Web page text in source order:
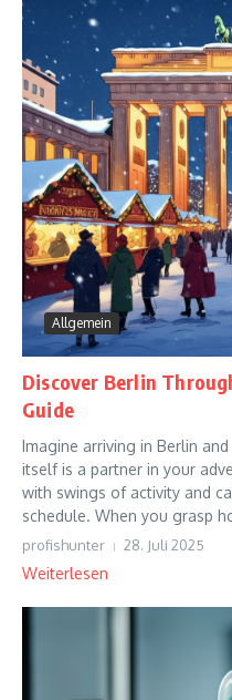
Allgemein
Discover Berlin
Guide
Imagine arriving in Berlin
itself is a partner in your
with swings of activity and
schedule. When you grasp
profishunter 28. Juli 2025
Weiterlesen